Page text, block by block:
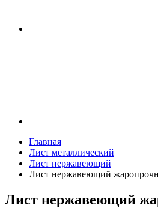
Главная
Лист металлический
Лист нержавеющий
Лист нержавеющий
Лист нержавеющий